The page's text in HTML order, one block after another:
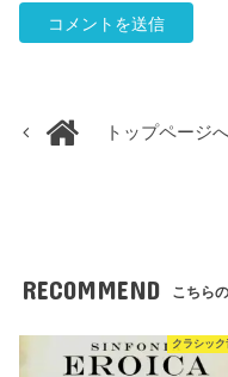
トップページ
RECOMMEND こちら
クラシック